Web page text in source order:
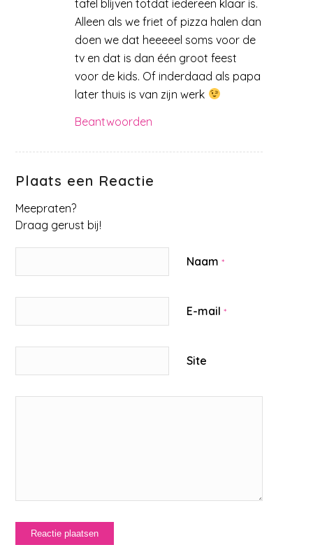
tafel blijven totdat iedereen klaar is.
Alleen als we friet of pizza halen dan
doen we dat heeeeel soms voor de
tv en dat is dan één groot feest
voor de kids. Of inderdaad als papa
later thuis is van zijn werk
Beantwoorden
Plaats een Reactie
Meepraten?
Draag gerust bij!
Naam*
E-mail*
Site